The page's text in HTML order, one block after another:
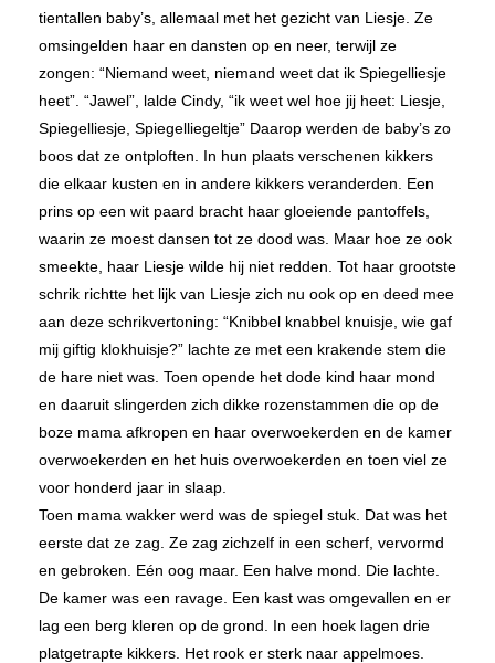
tientallen baby’s, allemaal met het gezicht van Liesje. Ze
omsingelden haar en dansten op en neer, terwijl ze
zongen: “Niemand weet, niemand weet dat ik Spiegelliesje
heet”. “Jawel”, lalde Cindy, “ik weet wel hoe jij heet: Liesje,
Spiegelliesje, Spiegelliegeltje” Daarop werden de baby’s zo
boos dat ze ontploften. In hun plaats verschenen kikkers
die elkaar kusten en in andere kikkers veranderden. Een
prins op een wit paard bracht haar gloeiende pantoffels,
waarin ze moest dansen tot ze dood was. Maar hoe ze ook
smeekte, haar Liesje wilde hij niet redden. Tot haar grootste
schrik richtte het lijk van Liesje zich nu ook op en deed mee
aan deze schrikvertoning: “Knibbel knabbel knuisje, wie gaf
mij giftig klokhuisje?” lachte ze met een krakende stem die
de hare niet was. Toen opende het dode kind haar mond
en daaruit slingerden zich dikke rozenstammen die op de
boze mama afkropen en haar overwoekerden en de kamer
overwoekerden en het huis overwoekerden en toen viel ze
voor honderd jaar in slaap.
Toen mama wakker werd was de spiegel stuk. Dat was het
eerste dat ze zag. Ze zag zichzelf in een scherf, vervormd
en gebroken. Eén oog maar. Een halve mond. Die lachte.
De kamer was een ravage. Een kast was omgevallen en er
lag een berg kleren op de grond. In een hoek lagen drie
platgetrapte kikkers. Het rook er sterk naar appelmoes.